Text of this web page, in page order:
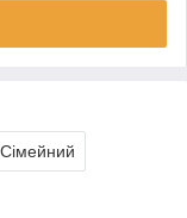
Сімейний